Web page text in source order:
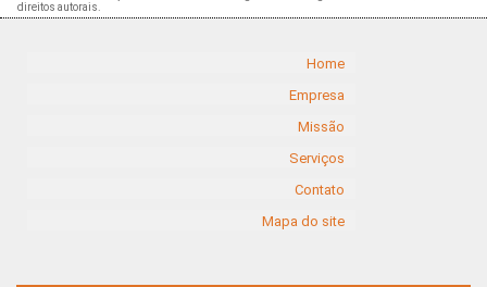
direitos autorais
Home
Empresa
Missão
Serviços
Contato
Mapa do site